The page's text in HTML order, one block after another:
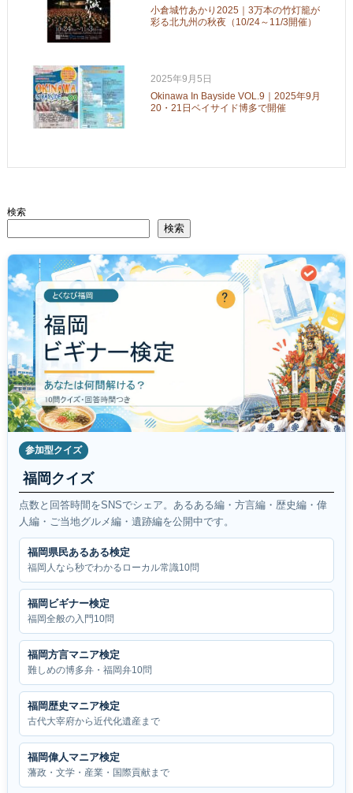
小倉城竹あかり2025｜3万本の竹灯籠が
彩る北九州の秋夜（10/24～11/3開催）
2025年9月5日
Okinawa In Bayside VOL.9｜2025年9月
20・21日ベイサイド博多で開催
検索
検索
参加型クイズ
福岡クイズ
点数と回答時間をSNSでシェア。あるある編・方言編・歴史編・偉
人編・ご当地グルメ編・遺跡編を公開中です。
福岡県民あるある検定
福岡人なら秒でわかるローカル常識10問
福岡ビギナー検定
福岡全般の入門10問
福岡方言マニア検定
難しめの博多弁・福岡弁10問
福岡歴史マニア検定
古代大宰府から近代化遺産まで
福岡偉人マニア検定
藩政・文学・産業・国際貢献まで